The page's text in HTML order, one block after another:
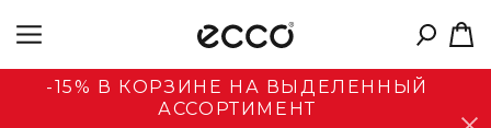
-15% В КОРЗИНЕ НА ВЫДЕЛЕННЫЙ
АССОРТИМЕНТ